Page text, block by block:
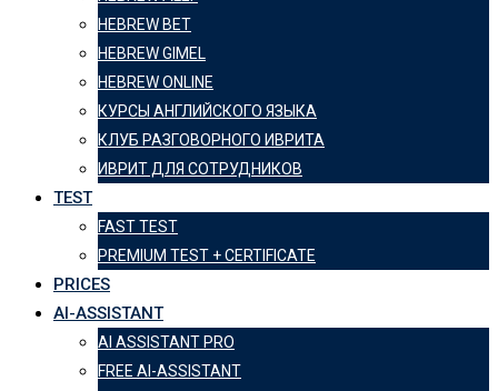
HEBREW BET
HEBREW GIMEL
HEBREW ONLINE
КУРСЫ АНГЛИЙСКОГО ЯЗЫКА
КЛУБ РАЗГОВОРНОГО ИВРИТА
ИВРИТ ДЛЯ СОТРУДНИКОВ
TEST
FAST TEST
PREMIUM TEST + CERTIFICATE
PRICES
AI-ASSISTANT
AI ASSISTANT PRO
FREE AI-ASSISTANT